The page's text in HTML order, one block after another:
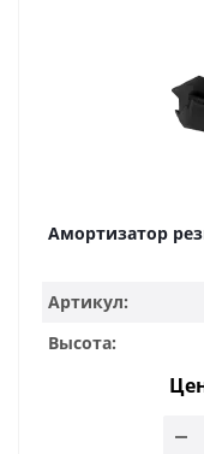
Амортизатор
Артикул:
Высота: